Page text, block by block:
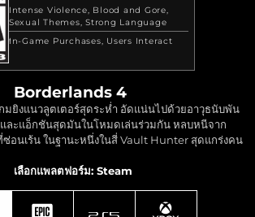
Intense Violence
Blood and Gore
Sexual Themes Strong Language
In-Game Purchases
Users Interact
Borderlands 4
มยิงแนวลูตเตอร์สุดระห่ำ อัดแน่นไปด้วยอาวุธนับพัน
ละแอ็กชันสุดมันในโหมดเล่นร่วมกัน หลบหนีจาก
ซ่อนเร้น ในฐานะหนึ่งในสี่ Vault Hunter สุดแกร่งคน
เลือกแพลตฟอร์ม: Steam